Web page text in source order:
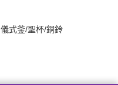
儀式釜/聖杯/銅鈴